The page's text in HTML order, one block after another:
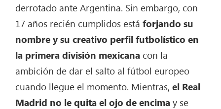
derrotado ante Argentina. Sin embargo, con
17 años recién cumplidos estáforjando su
nombre y su creativo perfil futbolístico en
la primera división mexicana con la
ambición de dar el salto al fútbol europeo
cuando llegue el momento. Mientras,el Real
Madrid no le quita el ojo de encimay se